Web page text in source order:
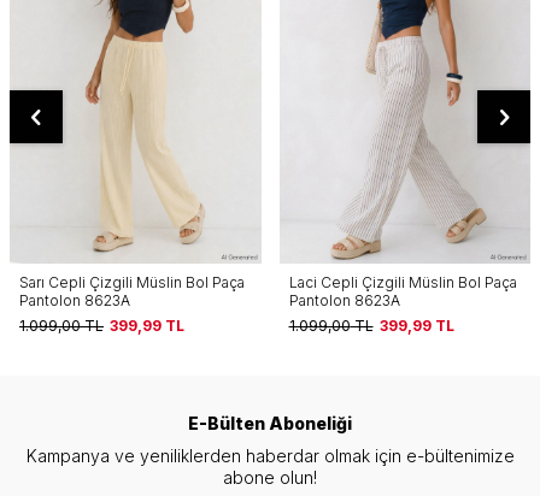
Laci Cepli Çizgili Müslin Bol Paça
Pantolon 8623A
1.099,00TL 399,99 TL
Siyah Cepli Çizgili Müslin Bol
Paça Pantolon 8623A
1.099,00TL 399,99TL
E-Bülten Aboneliği
Kampanya ve yeniliklerden haberdar olmak için e-bültenimize
abone olun!